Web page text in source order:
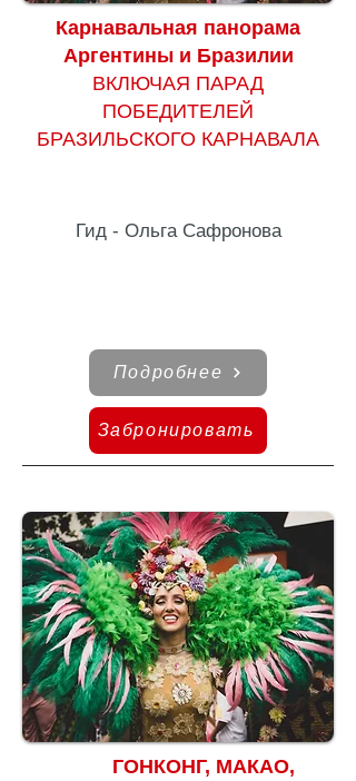
Карнавальная панорама
Аргентины и Бразилии
ВКЛЮЧАЯ ПАРАД
ПОБЕДИТЕЛЕЙ
БРАЗИЛЬСКОГО КАРНАВАЛА
Гид - Ольга Сафронова
Подробнее
Забронировать
ГОНКОНГ, МАКАО,